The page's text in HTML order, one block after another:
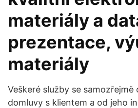
materiály a
prezentace,
materiály
Veškeré služby se samozřejmě
domluvy s klientem a od jeho